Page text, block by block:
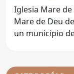
Iglesia Mare de
Mare de Deu
un municipio